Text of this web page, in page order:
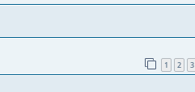
1 2 3